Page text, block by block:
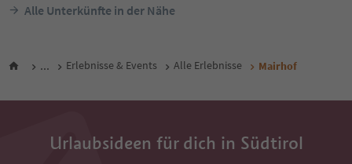
Alle Unterkünfte in der Nähe
... Erlebnisse & Events Alle Erlebnisse Mairhof
Urlaubsideen für dich in Südtirol